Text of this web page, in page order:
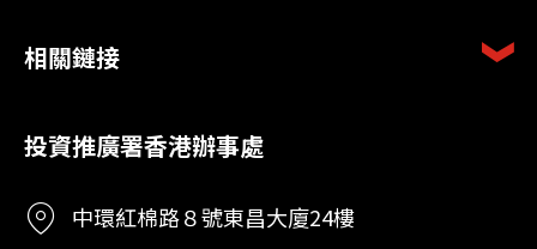
相關鏈接
投資推廣署香港辦事處
中環紅棉路８號東昌大廈24樓